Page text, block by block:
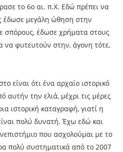
το 6ο αι. π.Χ. Εδώ πρέπει να
έδωσε μεγάλη ώθηση στην
σπόρους, έδωσε χρήματα στους
να φυτευτούν στην, άγονη τότε,
είναι ότι ένα αρχαίο ιστορικό
αυτήν την ελιά, μέχρι τις μέρες
ιστορική καταγραφή, γιατί η
πολύ δυνατή. Έχω εδώ και
που ασχολούμαι με το
πολύ συστηματικά από το 2007